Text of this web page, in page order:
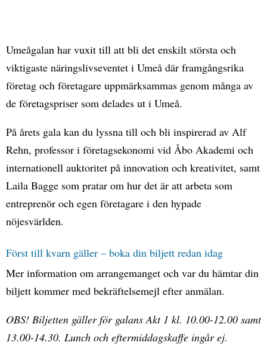
Umeågalan har vuxit till att bli det enskilt största och
viktigaste näringslivseventet i Umeå där framgångsrika
företag och företagare uppmärksammas genom många av
de företagspriser som delades ut i Umeå.
På årets gala kan du lyssna till och bli inspirerad av Alf
Rehn, professor i företagsekonomi vid Åbo Akademi och
internationell auktoritet på innovation och kreativitet, samt
Laila Bagge som pratar om hur det är att arbeta som
entreprenör och egen företagare i den hypade
nöjesvärlden.
Först till kvarn gäller – boka din biljett redan idag
Mer information om arrangemanget och var du hämtar din
biljett kommer med bekräftelsemejl efter anmälan.
OBS! Biljetten gäller för galans Akt 1 kl. 10.00-12.00 samt
13.00-14.30. Lunch och eftermiddagskaffe ingår ej.